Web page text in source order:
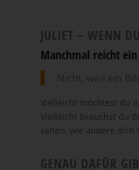
JULIET – WENN
Manchmal reicht
Vielleicht möchtest du
Vielleicht brauchst du
sehen, wie andere dich
GENAU DAFÜR